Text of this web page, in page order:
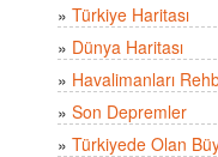
» Türkiye Haritası
» Dünya Haritası
» Havalimanları
» Son Depremler
» Türkiyede Olan